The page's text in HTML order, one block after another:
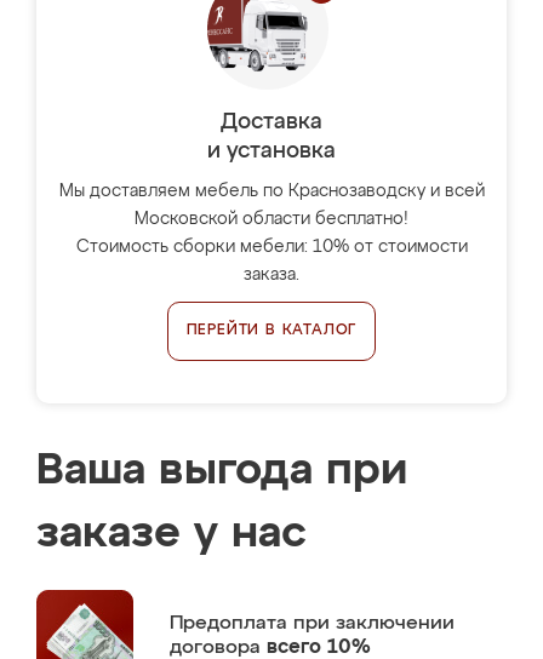
Доставка
и установка
Мы доставляем мебель по Краснозаводску и всей
Московской области бесплатно!
Стоимость сборки мебели: 10% от стоимости
заказа.
ПЕРЕЙТИ В КАТАЛОГ
Ваша выгода при
заказе у нас
Предоплата при заключении
договора всего 10%